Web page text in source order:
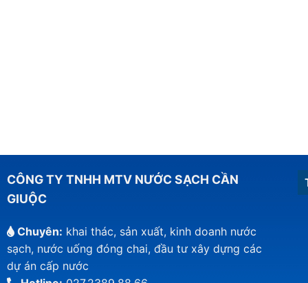
CÔNG TY TNHH MTV NƯỚC SẠCH CẦN
GIUỘC
Chuyên: khai thác, sản xuất, kinh doanh nước
sạch, nước uống đóng chai, đầu tư xây dựng các
dự án cấp nước